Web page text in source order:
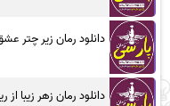
دانلود رمان زیر چتر
دانلود رمان زهر زیبا